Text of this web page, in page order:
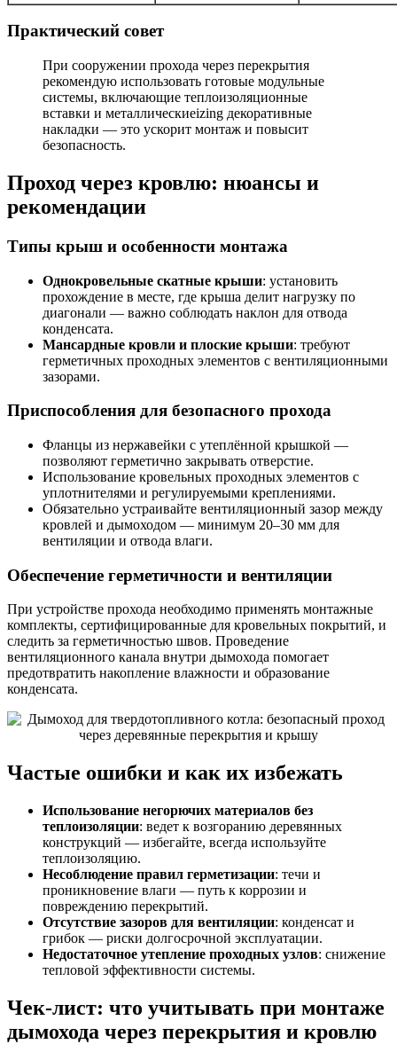
Практический совет
При сооружении прохода через перекрытия
рекомендую использовать готовые модульные
системы, включающие теплоизоляционные
вставки и металлическиеizing декоративные
накладки — это ускорит монтаж и повысит
безопасность.
Проход через кровлю: нюансы и
рекомендации
Типы крыш и особенности монтажа
Однокровельные скатные крыши: установить
прохождение в месте, где крыша делит нагрузку по
диагонали — важно соблюдать наклон для отвода
конденсата.
Мансардные кровли и плоские крыши: требуют
герметичных проходных элементов с вентиляционными
зазорами.
Приспособления для безопасного прохода
Фланцы из нержавейки с утеплённой крышкой —
позволяют герметично закрывать отверстие.
Использование кровельных проходных элементов с
уплотнителями и регулируемыми креплениями.
Обязательно устраивайте вентиляционный зазор между
кровлей и дымоходом — минимум 20–30 мм для
вентиляции и отвода влаги.
Обеспечение герметичности и вентиляции
При устройстве прохода необходимо применять монтажные
комплекты, сертифицированные для кровельных покрытий, и
следить за герметичностью швов. Проведение
вентиляционного канала внутри дымохода помогает
предотвратить накопление влажности и образование
конденсата.
Частые ошибки и как их избежать
Использование негорючих материалов без
теплоизоляции: ведет к возгоранию деревянных
конструкций — избегайте, всегда используйте
теплоизоляцию.
Несоблюдение правил герметизации: течи и
проникновение влаги — путь к коррозии и
повреждению перекрытий.
Отсутствие зазоров для вентиляции: конденсат и
грибок — риски долгосрочной эксплуатации.
Недостаточное утепление проходных узлов: снижение
тепловой эффективности системы.
Чек-лист: что учитывать при монтаже
дымохода через перекрытия и кровлю